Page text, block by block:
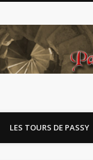
LES TOURS DE PASSY